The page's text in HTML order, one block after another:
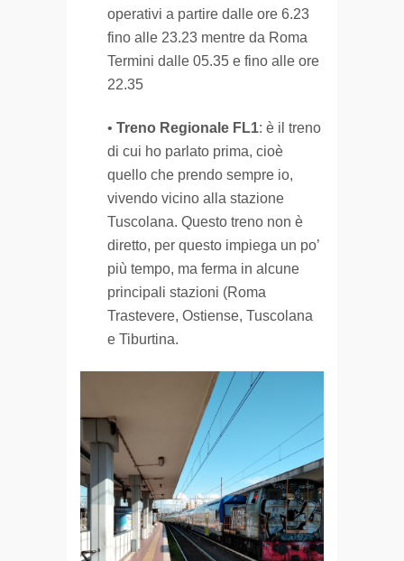
operativi a partire dalle ore 6.23
fino alle 23.23 mentre da Roma
Termini dalle 05.35 e fino alle ore
22.35
• Treno Regionale FL1: è il treno
di cui ho parlato prima, cioè
quello che prendo sempre io,
vivendo vicino alla stazione
Tuscolana. Questo treno non è
diretto, per questo impiega un po’
più tempo, ma ferma in alcune
principali stazioni (Roma
Trastevere, Ostiense, Tuscolana
e Tiburtina.